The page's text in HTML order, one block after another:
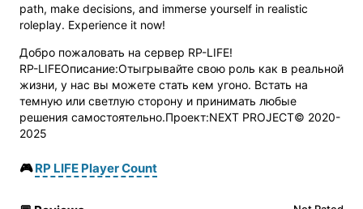
path, make decisions, and immerse yourself in realistic
roleplay. Experience it now!
Добро пожаловать на сервер RP-LIFE!
RP-LIFEОписание:Отыгрывайте свою роль как в реальной
жизни, у нас вы можете стать кем угоно. Встать на
темную или светлую сторону и принимать любые
решения самостоятельно.Проект:NEXT PROJECT© 2020-
2025
🎮RP LIFE Player Count